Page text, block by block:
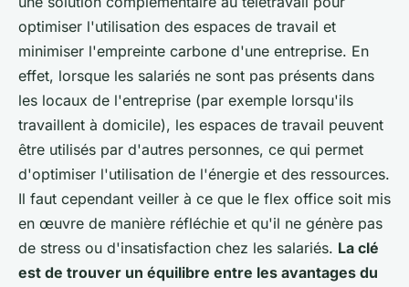
optimiser l'utilisation des espaces de travail et
minimiser l'empreinte carbone d'une entreprise. En
effet, lorsque les salariés ne sont pas présents dans
les locaux de l'entreprise (par exemple lorsqu'ils
travaillent à domicile), les espaces de travail peuvent
être utilisés par d'autres personnes, ce qui permet
d'optimiser l'utilisation de l'énergie et des ressources.
Il faut cependant veiller à ce que le flex office soit mis
en œuvre de manière réfléchie et qu'il ne génère pas
de stress ou d'insatisfaction chez les salariés. La clé
est de trouver un équilibre entre les avantages du